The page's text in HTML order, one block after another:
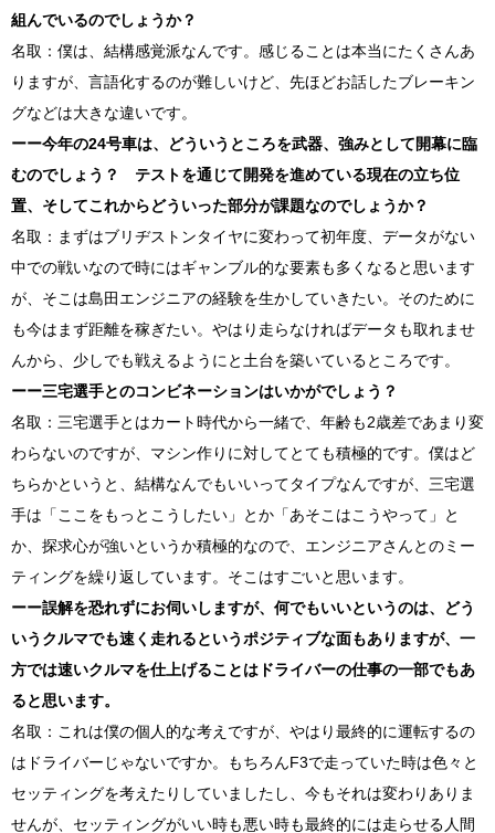
組んでいるのでしょうか？
名取：僕は、結構感覚派なんです。感じることは本当にたくさんあ
りますが、言語化するのが難しいけど、先ほどお話したブレーキン
グなどは大きな違いです。
ーー今年の24号車は、どういうところを武器、強みとして開幕に臨
むのでしょう？ テストを通じて開発を進めている現在の立ち位
置、そしてこれからどういった部分が課題なのでしょうか？
名取：まずはブリヂストンタイヤに変わって初年度、データがない
中での戦いなので時にはギャンブル的な要素も多くなると思います
が、そこは島田エンジニアの経験を生かしていきたい。そのために
も今はまず距離を稼ぎたい。やはり走らなければデータも取れませ
んから、少しでも戦えるようにと土台を築いているところです。
ーー三宅選手とのコンビネーションはいかがでしょう？
名取：三宅選手とはカート時代から一緒で、年齢も2歳差であまり変
わらないのですが、マシン作りに対してとても積極的です。僕はど
ちらかというと、結構なんでもいいってタイプなんですが、三宅選
手は「ここをもっとこうしたい」とか「あそこはこうやって」と
か、探求心が強いというか積極的なので、エンジニアさんとのミー
ティングを繰り返しています。そこはすごいと思います。
ーー誤解を恐れずにお伺いしますが、何でもいいというのは、どう
いうクルマでも速く走れるというポジティブな面もありますが、一
方では速いクルマを仕上げることはドライバーの仕事の一部でもあ
ると思います。
名取：これは僕の個人的な考えですが、やはり最終的に運転するの
はドライバーじゃないですか。もちろんF3で走っていた時は色々と
セッティングを考えたりしていましたし、今もそれは変わりありま
せんが、セッティングがいい時も悪い時も最終的には走らせる人間